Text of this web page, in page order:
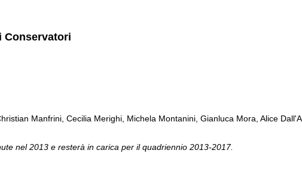
Conservatori
Manfrini, Cecilia Merighi, Michela Montanini, Gianluca Mora, Alice
nel 2013 e resterà in carica per il quadriennio 2013-2017.